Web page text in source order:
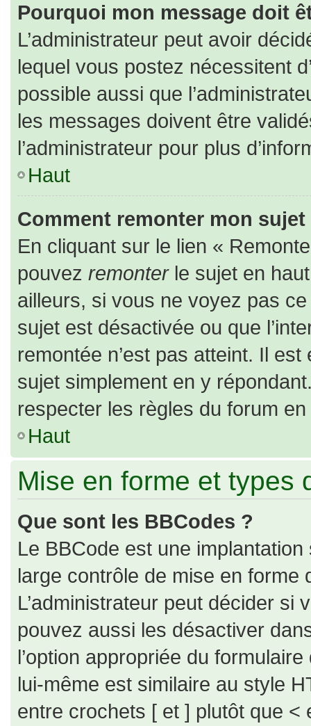
Pourquoi mon message doit
L’administrateur peut avoir
lequel vous postez nécessitent
possible aussi que
les messages doivent être
l’administrateur pour plus
Haut
Comment remonter mon sujet
En cliquant sur le lien «
pouvez remonterle sujet en
ailleurs, si vous ne voyez pas
sujet est désactivée ou que
remontée n’est pas atteint. Il
sujet simplement en y
respecter les règles du forum
Haut
Mise en forme et types
Que sont les BBCodes ?
Le BBCode est une
large contrôle de mise en forme
L’administrateur peut décider
pouvez aussi les désactiver
l’option appropriée du
lui-même est similaire au style
entre crochets [ et ] plutôt que <